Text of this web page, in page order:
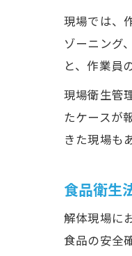
現場では、
ゾーニング
と、作業員
現場衛生管
たケースが
きた現場も
食品衛生
解体現場に
食品の安全